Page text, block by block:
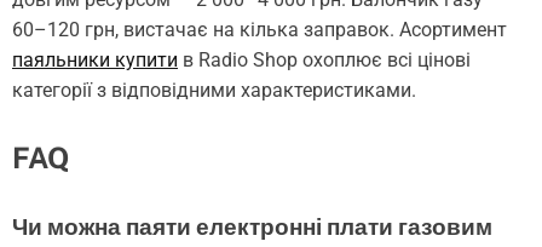
60–120 грн, вистачає на кілька заправок. Асортимент
паяльники купити в Radio Shop охоплює всі цінові
категорії з відповідними характеристиками.
FAQ
Чи можна паяти електронні плати газовим